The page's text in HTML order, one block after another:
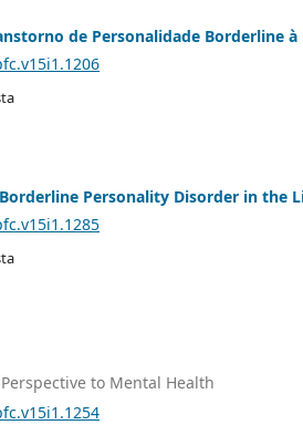
de Personalidade Borderline à
Personality Disorder in the
to Mental Health